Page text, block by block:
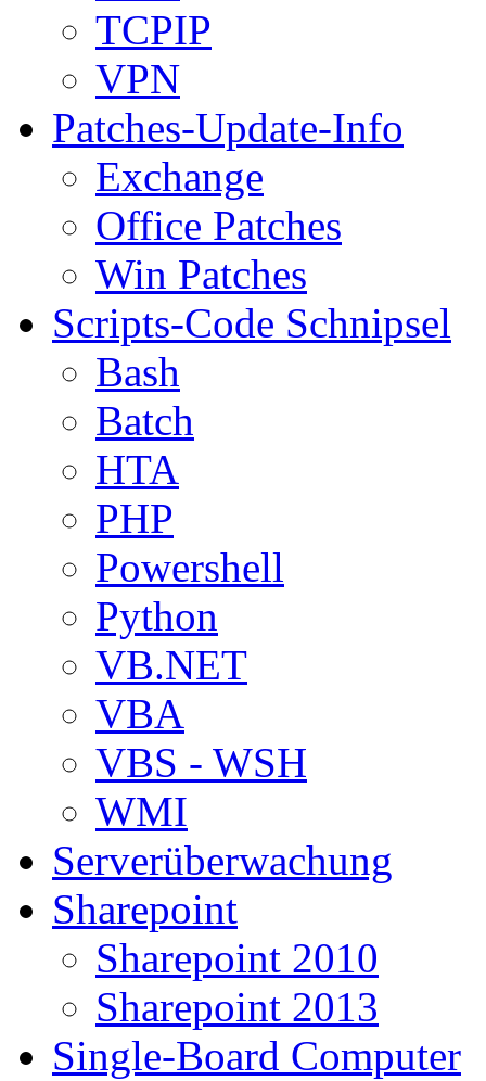
TCPIP
VPN
Patches-Update-Info
Exchange
Office Patches
Win Patches
Scripts-Code Schnipsel
Bash
Batch
HTA
PHP
Powershell
Python
VB.NET
VBA
VBS - WSH
WMI
Serverüberwachung
Sharepoint
Sharepoint 2010
Sharepoint 2013
Single-Board Computer